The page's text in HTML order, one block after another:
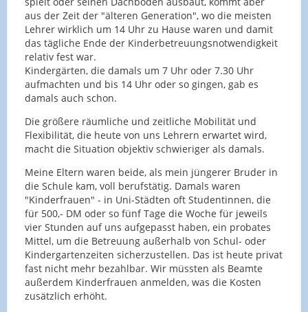
aus der Zeit der "älteren Generation", wo die meisten
Lehrer wirklich um 14 Uhr zu Hause waren und damit
das tägliche Ende der Kinderbetreuungsnotwendigkeit
relativ fest war.
Kindergärten, die damals um 7 Uhr oder 7.30 Uhr
aufmachten und bis 14 Uhr oder so gingen, gab es
damals auch schon.
Die größere räumliche und zeitliche Mobilität und
Flexibilität, die heute von uns Lehrern erwartet wird,
macht die Situation objektiv schwieriger als damals.
Meine Eltern waren beide, als mein jüngerer Bruder in
die Schule kam, voll berufstätig. Damals waren
"Kinderfrauen" - in Uni-Städten oft Studentinnen, die
für 500,- DM oder so fünf Tage die Woche für jeweils
vier Stunden auf uns aufgepasst haben, ein probates
Mittel, um die Betreuung außerhalb von Schul- oder
Kindergartenzeiten sicherzustellen. Das ist heute privat
fast nicht mehr bezahlbar. Wir müssten als Beamte
außerdem Kinderfrauen anmelden, was die Kosten
zusätzlich erhöht.